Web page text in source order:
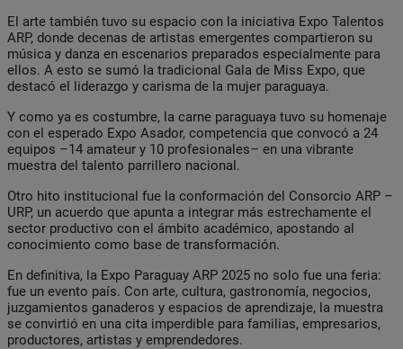
El arte también tuvo su espacio con la iniciativa Expo Talentos
ARP, donde decenas de artistas emergentes compartieron su
música y danza en escenarios preparados especialmente para
ellos. A esto se sumó la tradicional Gala de Miss Expo, que
destacó el liderazgo y carisma de la mujer paraguaya.
Y como ya es costumbre, la carne paraguaya tuvo su homenaje
con el esperado Expo Asador, competencia que convocó a 24
equipos –14 amateur y 10 profesionales– en una vibrante
muestra del talento parrillero nacional.
Otro hito institucional fue la conformación del Consorcio ARP –
URP, un acuerdo que apunta a integrar más estrechamente el
sector productivo con el ámbito académico, apostando al
conocimiento como base de transformación.
En definitiva, la Expo Paraguay ARP 2025 no solo fue una feria:
fue un evento país. Con arte, cultura, gastronomía, negocios,
juzgamientos ganaderos y espacios de aprendizaje, la muestra
se convirtió en una cita imperdible para familias, empresarios,
productores, artistas y emprendedores.